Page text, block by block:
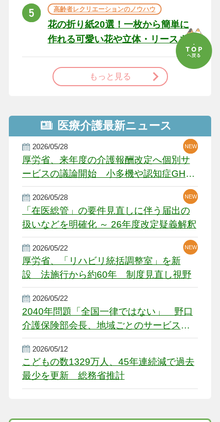
高齢者レクリエーションのノウハウ
花の折り紙20選！一枚から簡単に
作れる可愛い花や立体・リースま
もっと見る
医療介護最新ニュース
2026/05/28
厚労省、来年度の介護報酬改定へ個別サ
ービスの議論開始 小多機や認知症GH、
厳しい経営環境に危機感
NEW
NEW
NEW
2026/05/28
「在医総管」の要件見直しに伴う届出の
扱いなどを明確化 ～ 26年度改定疑義解釈
NEW
NEW
2026/05/22
厚労省、「リハビリ統括調整室」を新
設 法施行から約60年 制度見直し視野
NEW
2026/05/22
2040年問題「全国一律ではない」 野口
介護保険部会長、地域ごとのサービス基
盤整備を促す
2026/05/12
こどもの数1329万人、45年連続減で過去
最少を更新 総務省推計